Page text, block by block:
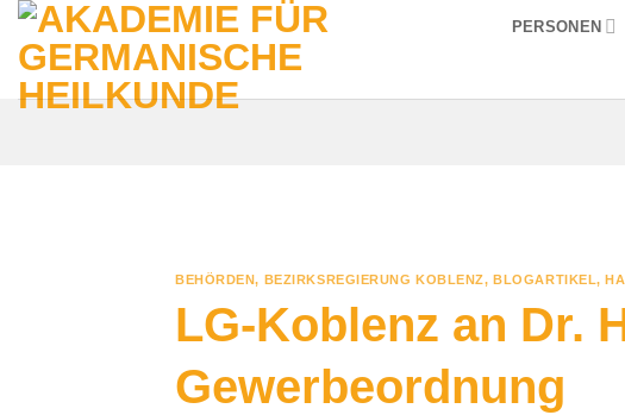
Zum
Inhalt
springen
PERSONEN
BEHÖRDEN, BEZIRKSREGIERUNG KOBLENZ,BLOGARTIKEL,
LG-Koblenz an Dr.
Gewerbeordnung